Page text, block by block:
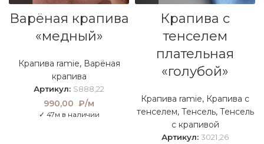
Варёная крапива
«медный»
Крапива ramie, Варёная
крапива
Артикул: S888,22
990,00 ₽/м
✓ 47м в наличии
Крапива с
тенселем
плательная
«голубой»
Крапива ramie, Крапива с
тенселем, Тенсель, Тенсель
с крапивой
Артикул: 3021,26